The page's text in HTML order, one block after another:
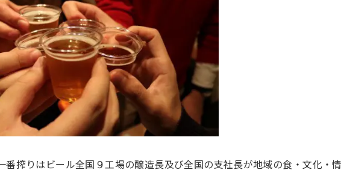
番搾りはビール全国９工場の醸造長及び全国の支社長が地域の食・文化・